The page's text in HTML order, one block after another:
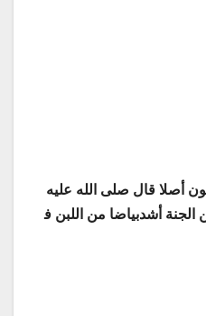
أصلا قال صلى الله عليه
الجنة أشدبياضا من اللبن ف